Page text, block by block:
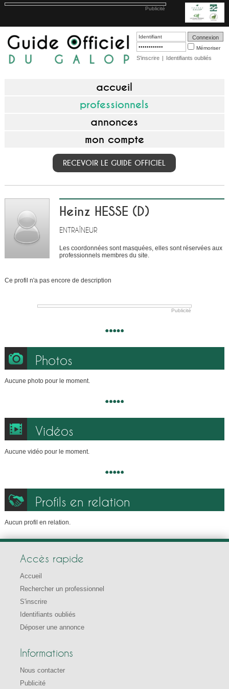
Publicité
Mémoriser
S'inscrire | Identifiants oubliés
accueil
professionnels
annonces
mon compte
RECEVOIR LE GUIDE OFFICIEL
Heinz HESSE (D)
ENTRAÎNEUR
Les coordonnées sont masquées, elles sont réservées aux
professionnels membres du site.
Ce profil n'a pas encore de description
Publicité
Photos
Aucune photo pour le moment.
Vidéos
Aucune vidéo pour le moment.
Profils en relation
Aucun profil en relation.
Accès rapide
Accueil
Rechercher un professionnel
S'inscrire
Identifiants oubliés
Déposer une annonce
Informations
Nous contacter
Publicité